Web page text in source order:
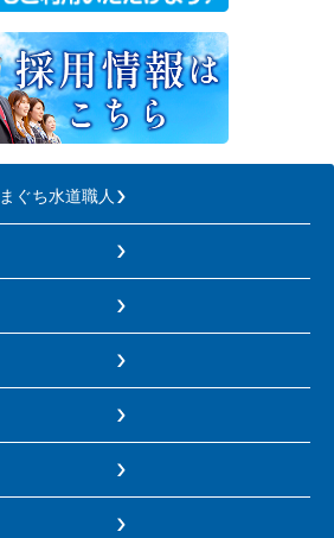
ぐち水道職人